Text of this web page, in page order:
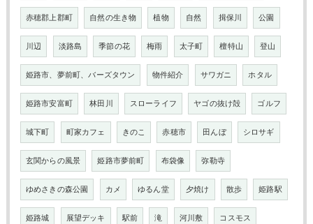
赤穂郡上郡町 自然の生き物 植物 自然 揖保川 公園
川辺 淡路島 季節の花 梅雨 太子町 檀特山 登山
姫路市、夢前町、バーズタウン 物件紹介 サワガニ ホタル
姫路市安富町 林田川 スローライフ ヤゴの抜け殻 ゴルフ
城下町 町家カフェ きのこ 赤穂市 田んぼ シロサギ
玄関からの風景 姫路市夢前町 布袋像 弥勒寺
ゆめさきの森公園 カメ ゆるん堂 夕焼け 散歩 姫路駅
姫路城 展望デッキ 駅前 滝 河川敷 コスモス